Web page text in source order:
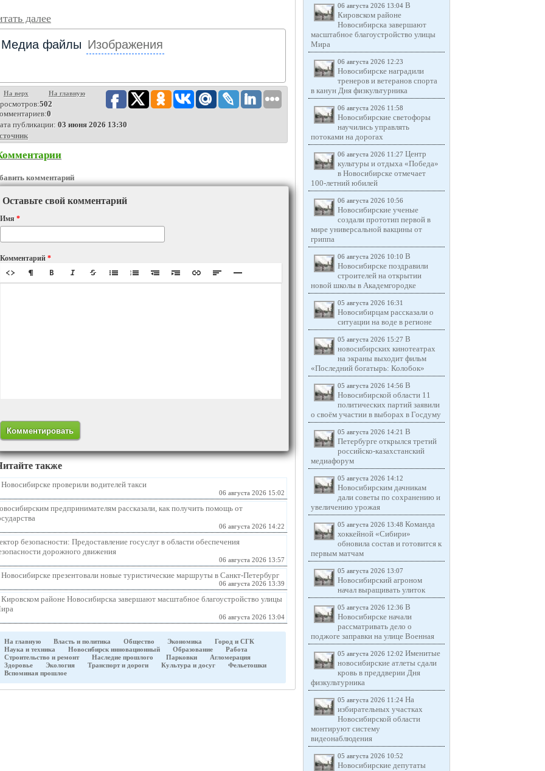
далее
Медиа файлы Изображения
На верх На главную
502
0
публикации: 03 июня 2026 13:30
комментарий
Оставьте свой комментарий
Имя *
Комментарий *
также
проверили водителей такси
06 августа 2026 15:02
предпринимателям рассказали, как получить помощь от
06 августа 2026 14:22
безопасности: Предоставление госуслуг в области обеспечения
дорожного движения
06 августа 2026 13:57
презентовали новые туристические маршруты в Санкт-Петербург
06 августа 2026 13:39
районе Новосибирска завершают масштабное благоустройство улицы
06 августа 2026 13:04
На главную Власть и политика Общество Экономика
Город и СГК
Наука и техника
Новосибирск инновационный Образование
Работа
Строительство и ремонт
Наследие прошлого Парковки
Агломерация
Здоровье
Экология Транспорт и дороги Культура и досуг
Фельетошки
Вспоминая прошлое
06 августа 2026 13:04 В
Кировском районе
Новосибирска завершают
масштабное благоустройство улицы
Мира
06 августа 2026 12:23
Новосибирске наградили
тренеров и ветеранов спорта
в канун Дня физкультурника
06 августа 2026 11:58
Новосибирские светофоры
научились управлять
потоками на дорогах
06 августа 2026 11:27 Центр
культуры и отдыха «Победа»
в Новосибирске отмечает
100-летний юбилей
06 августа 2026 10:56
Новосибирские ученые
создали прототип первой в
мире универсальной вакцины от
гриппа
06 августа 2026 10:10 В
Новосибирске поздравили
строителей на открытии
новой школы в Академгородке
05 августа 2026 16:31
Новосибирцам рассказали о
ситуации на воде в регионе
05 августа 2026 15:27 В
новосибирских кинотеатрах
на экраны выходит фильм
«Последний богатырь: Колобок»
05 августа 2026 14:56 В
Новосибирской области 11
политических партий заявили
о своём участии в выборах в Госдуму
05 августа 2026 14:21 В
Петербурге открылся третий
российско-казахстанский
медиафорум
05 августа 2026 14:12
Новосибирским дачникам
дали советы по сохранению и
увеличению урожая
05 августа 2026 13:48 Команда
хоккейной «Сибири»
обновила состав и готовится к
первым матчам
05 августа 2026 13:07
Новосибирский агроном
начал выращивать улиток
05 августа 2026 12:36 В
Новосибирске начали
рассматривать дело о
поджоге заправки на улице Военная
05 августа 2026 12:02 Именитые
новосибирские атлеты сдали
кровь в преддверии Дня
физкультурника
05 августа 2026 11:24 На
избирательных участках
Новосибирской области
монтируют систему
видеонаблюдения
05 августа 2026 10:52
Новосибирские депутаты